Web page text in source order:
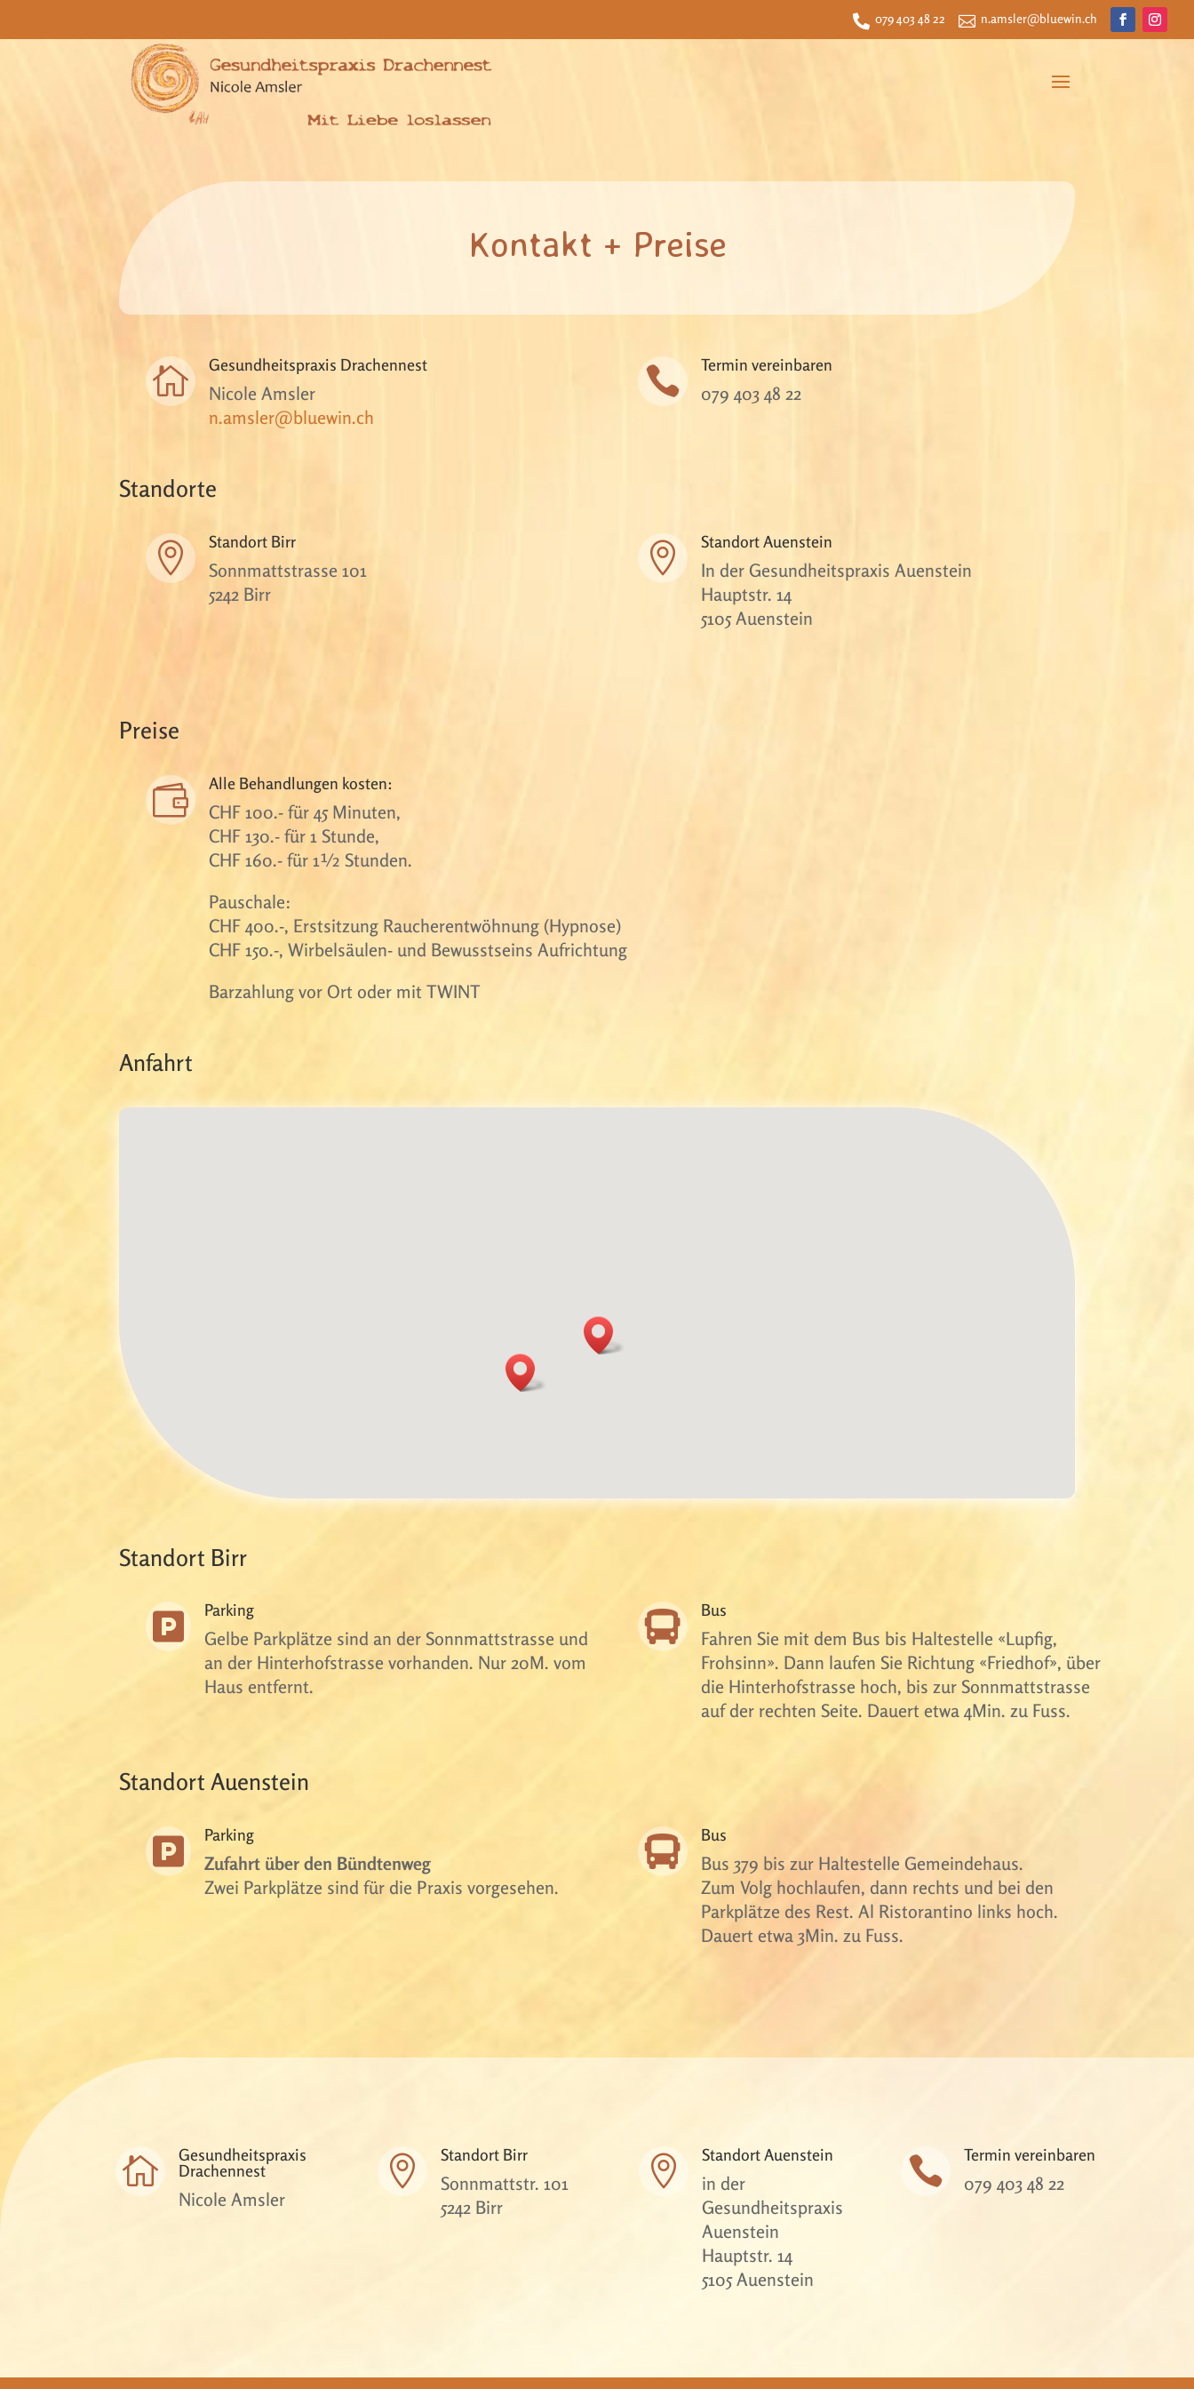
 n.amsler@bluewin.ch
 079 403 48 22
Kontakt + Preise
 Gesundheitspraxis Drachennest
Nicole Amsler
n.amsler@bluewin.ch
 Termin vereinbaren
079 403 48 22
Standorte
 Standort Birr
Sonnmattstrasse 101
5242 Birr
 Standort Auenstein
In der Gesundheitspraxis Auenstein
Hauptstr. 14
5105 Auenstein
Preise
 Alle Behandlungen kosten:
CHF 100.- für 45 Minuten,
CHF 130.- für 1 Stunde,
CHF 160.- für 1½ Stunden.
Pauschale:
CHF 400.-, Erstsitzung Raucherentwöhnung (Hypnose)
CHF 150.-, Wirbelsäulen- und Bewusstseins Aufrichtung
Barzahlung vor Ort oder mit TWINT
Anfahrt
Standort Birr
 Parking
Gelbe Parkplätze sind an der Sonnmattstrasse und
an der Hinterhofstrasse vorhanden. Nur 20M. vom
Haus entfernt.
 Bus
Fahren Sie mit dem Bus bis Haltestelle «Lupfig,
Frohsinn». Dann laufen Sie Richtung «Friedhof», über
die Hinterhofstrasse hoch, bis zur Sonnmattstrasse
auf der rechten Seite. Dauert etwa 4Min. zu Fuss.
Standort Auenstein
 Parking
Zufahrt über den Bündtenweg
Zwei Parkplätze sind für die Praxis vorgesehen.
 Bus
Bus 379 bis zur Haltestelle Gemeindehaus.
Zum Volg hochlaufen, dann rechts und bei den
Parkplätze des Rest. Al Ristorantino links hoch.
Dauert etwa 3Min. zu Fuss.

Gesundheitspraxis
Drachennest
Nicole Amsler
 Standort Birr
Sonnmattstr. 101
5242 Birr
 Standort Auenstein
in der
Gesundheitspraxis
Auenstein
Hauptstr. 14
5105 Auenstein
 Termin vereinbaren
079 403 48 22